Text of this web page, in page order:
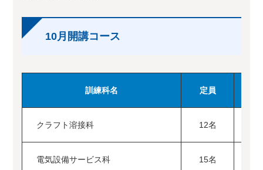
10月開講コース
訓練科名 定員
クラフト溶接科 12名
電気設備サービス科 15名